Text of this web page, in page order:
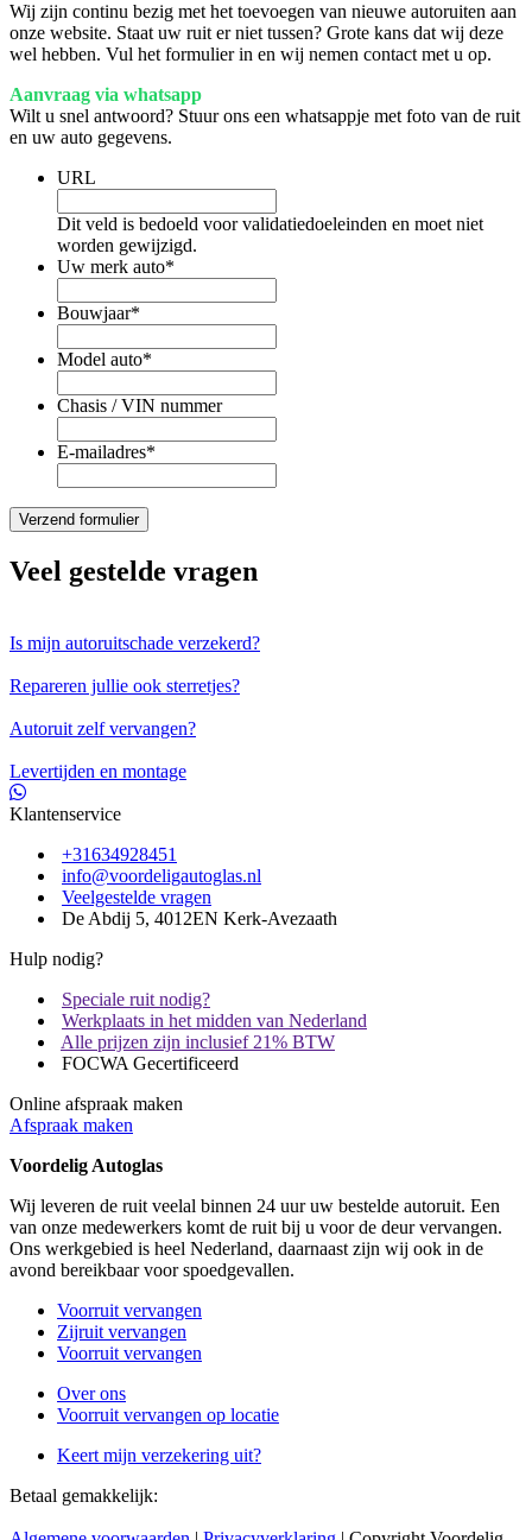
Wij zijn continu bezig met het toevoegen van nieuwe autoruiten aan
onze website. Staat uw ruit er niet tussen? Grote kans dat wij deze
wel hebben. Vul het formulier in en wij nemen contact met u op.
Aanvraag via whatsapp
Wilt u snel antwoord? Stuur ons een whatsappje met foto van de ruit
en uw auto gegevens.
URL
Dit veld is bedoeld voor validatiedoeleinden en moet niet
worden gewijzigd.
Uw merk auto*
Bouwjaar*
Model auto*
Chasis / VIN nummer
E-mailadres*
Veel gestelde vragen
Is mijn autoruitschade verzekerd?
Repareren jullie ook sterretjes?
Autoruit zelf vervangen?
Levertijden en montage
Klantenservice
+31634928451
info@voordeligautoglas.nl
Veelgestelde vragen
De Abdij 5, 4012EN Kerk-Avezaath
Hulp nodig?
Speciale ruit nodig?
Werkplaats in het midden van Nederland
Alle prijzen zijn inclusief 21% BTW
FOCWA Gecertificeerd
Online afspraak maken
Afspraak maken
Voordelig Autoglas
Wij leveren de ruit veelal binnen 24 uur uw bestelde autoruit. Een
van onze medewerkers komt de ruit bij u voor de deur vervangen.
Ons werkgebied is heel Nederland, daarnaast zijn wij ook in de
avond bereikbaar voor spoedgevallen.
Voorruit vervangen
Zijruit vervangen
Voorruit vervangen
Over ons
Voorruit vervangen op locatie
Keert mijn verzekering uit?
Betaal gemakkelijk: